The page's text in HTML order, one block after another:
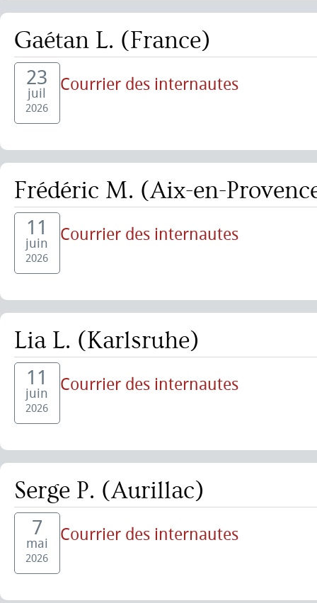
Gaétan L. (France)
23
juil
2026
Courrier des internautes
Frédéric M. (Aix-en-
11
juin
2026
Courrier des internautes
Lia L. (Karlsruhe)
11
juin
2026
Courrier des internautes
Serge P. (Aurillac)
7
mai
2026
Courrier des internautes